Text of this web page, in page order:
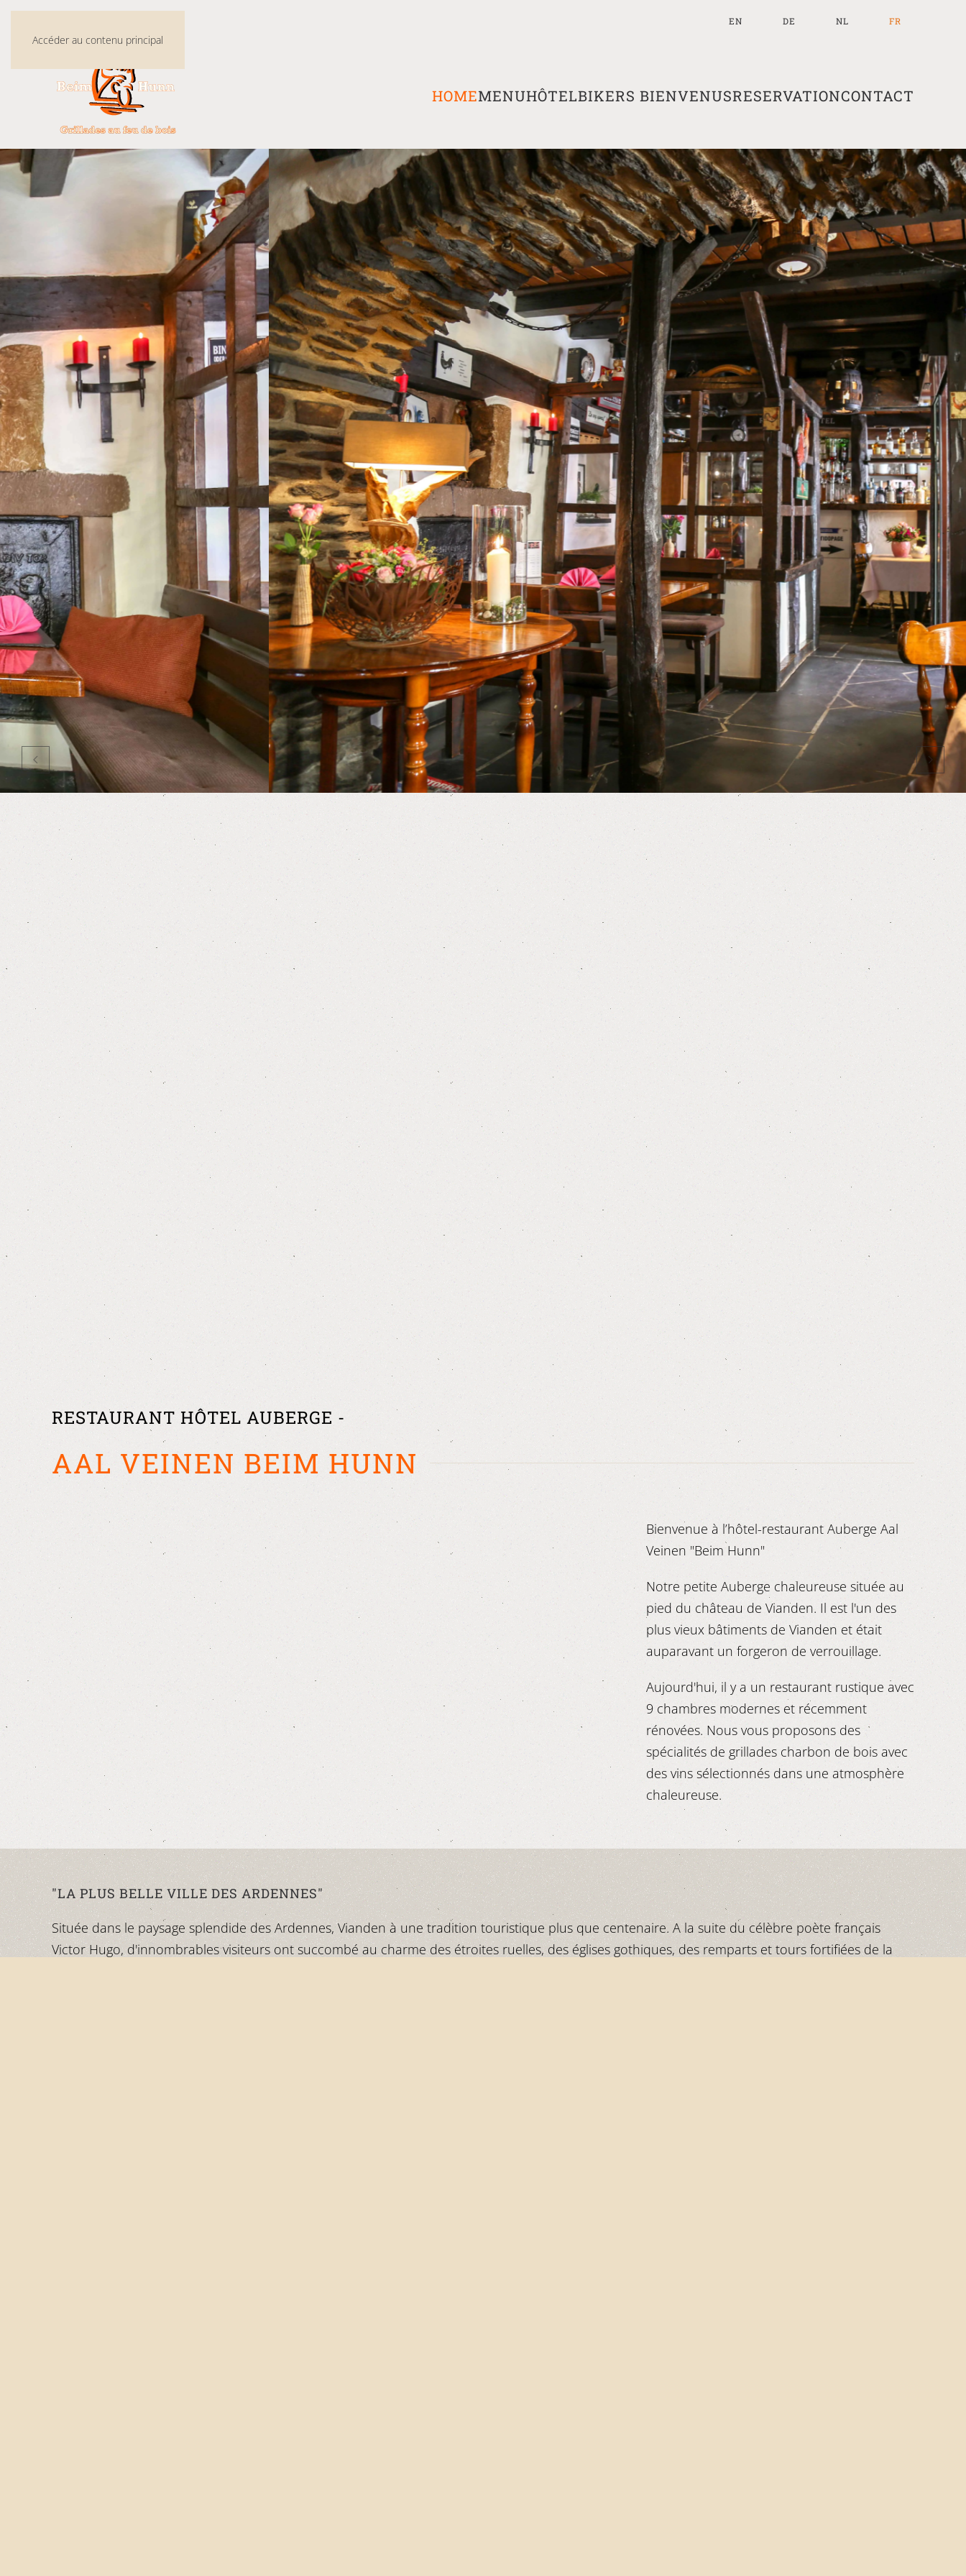
Accéder au contenu principal
EN DE NL FR
HOMEMENUHÔTELBIKERS BIENVENUSRESERVATIONCONTACT
RESTAURANT HÔTEL AUBERGE -
AAL VEINEN BEIM HUNN
Bienvenue à l’hôtel-restaurant Auberge Aal
Veinen "Beim Hunn"
Notre petite Auberge chaleureuse située au
pied du château de Vianden. Il est l'un des
plus vieux bâtiments de Vianden et était
auparavant un forgeron de verrouillage.
Aujourd'hui, il y a un restaurant rustique avec
9 chambres modernes et récemment
rénovées. Nous vous proposons des
spécialités de grillades charbon de bois avec
des vins sélectionnés dans une atmosphère
chaleureuse.
"LA PLUS BELLE VILLE DES ARDENNES"
Située dans le paysage splendide des Ardennes, Vianden à une tradition touristique plus que centenaire. A la suite du célèbre poète français
Victor Hugo, d'innombrables visiteurs ont succombé au charme des étroites ruelles, des églises gothiques, des remparts et tours fortifiées de la